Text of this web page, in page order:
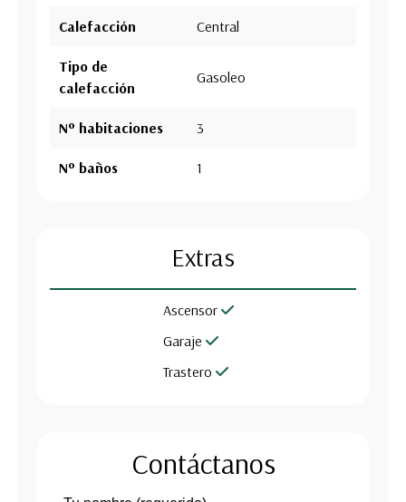
Calefacción Central
Tipo de
calefacción
Gasoleo
Nº habitaciones 3
Nº baños 1
Extras
Ascensor
Garaje
Trastero
Contáctanos